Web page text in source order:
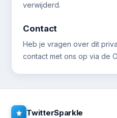
verwijderd.
Contact
Heb je vragen over dit
contact met ons op via de
TwitterSparkle